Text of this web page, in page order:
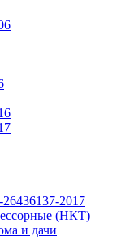
2017
(НКТ)
и дачи